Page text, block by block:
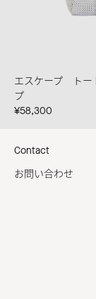
エスケープ ト
プ
¥58,300
Contact
お問い合わせ